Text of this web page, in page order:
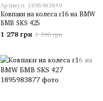
Артикул: 1895983849
Ковпаки на колеса r16 на BMW
БМВ SKS 425
1 278 грн 1 390 грн